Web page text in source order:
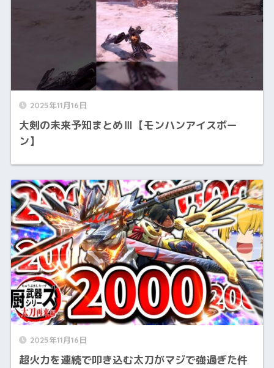
2025年11月16日
大剣の未来予知まとめⅢ【モンハンアイスボー
ン】
2025年11月16日
超火力を連続で叩き込む太刀がマジで強過ぎた件